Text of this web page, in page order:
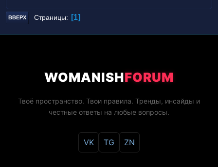
ВВЕРХ Страницы 1
WOMANISHFORUM
Твоё пространство. Твои правила. Тренды, инсайды и
честные ответы на любые вопросы.
VK TG ZN